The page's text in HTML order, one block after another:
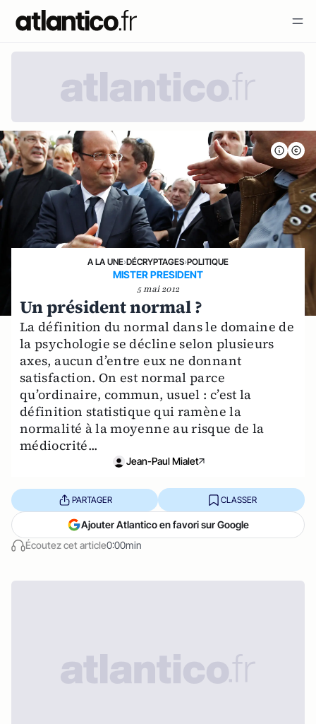
A LA UNE›DÉCRYPTAGES›POLITIQUE
MISTER PRESIDENT
5 mai 2012
Un président normal ?
La définition du normal dans le domaine de
la psychologie se décline selon plusieurs
axes, aucun d’entre eux ne donnant
satisfaction. On est normal parce
qu’ordinaire, commun, usuel : c’est la
définition statistique qui ramène la
normalité à la moyenne au risque de la
médiocrité...
Jean-Paul Mialet
Écoutez cet article0:00min
PARTAGER CLASSER
Ajouter Atlantico en favori sur Google